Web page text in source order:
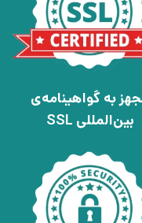
به گواهینامه‌ی
بین‌المللی SSL